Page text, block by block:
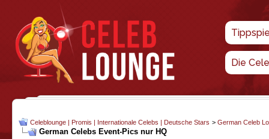
Die
Celeblounge | Promis | Internationale Celebs | Deutsche Stars > German Celeb
German Celebs Event-Pics nur HQ